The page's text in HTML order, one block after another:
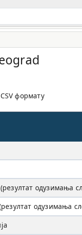
формату
одузимања
одузимања